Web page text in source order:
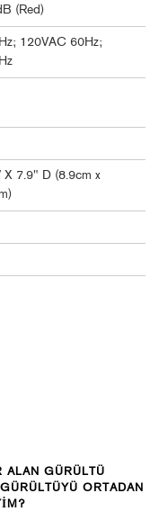
(Red)
120VAC 60Hz;
7.9" D (8.9cm x
GÜRÜLTÜ
ORTADAN